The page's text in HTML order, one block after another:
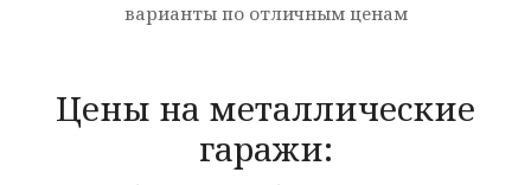
варианты по отличным ценам
Цены на металлические
гаражи: